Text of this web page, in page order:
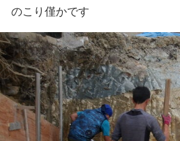
のこり僅かです